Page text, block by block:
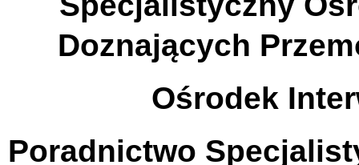
Doznających
Ośrodek
Poradnictwo